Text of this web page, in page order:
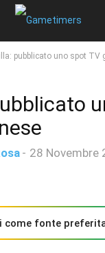
pubblicato uno spot TV
- 28 Novembre
come fonte